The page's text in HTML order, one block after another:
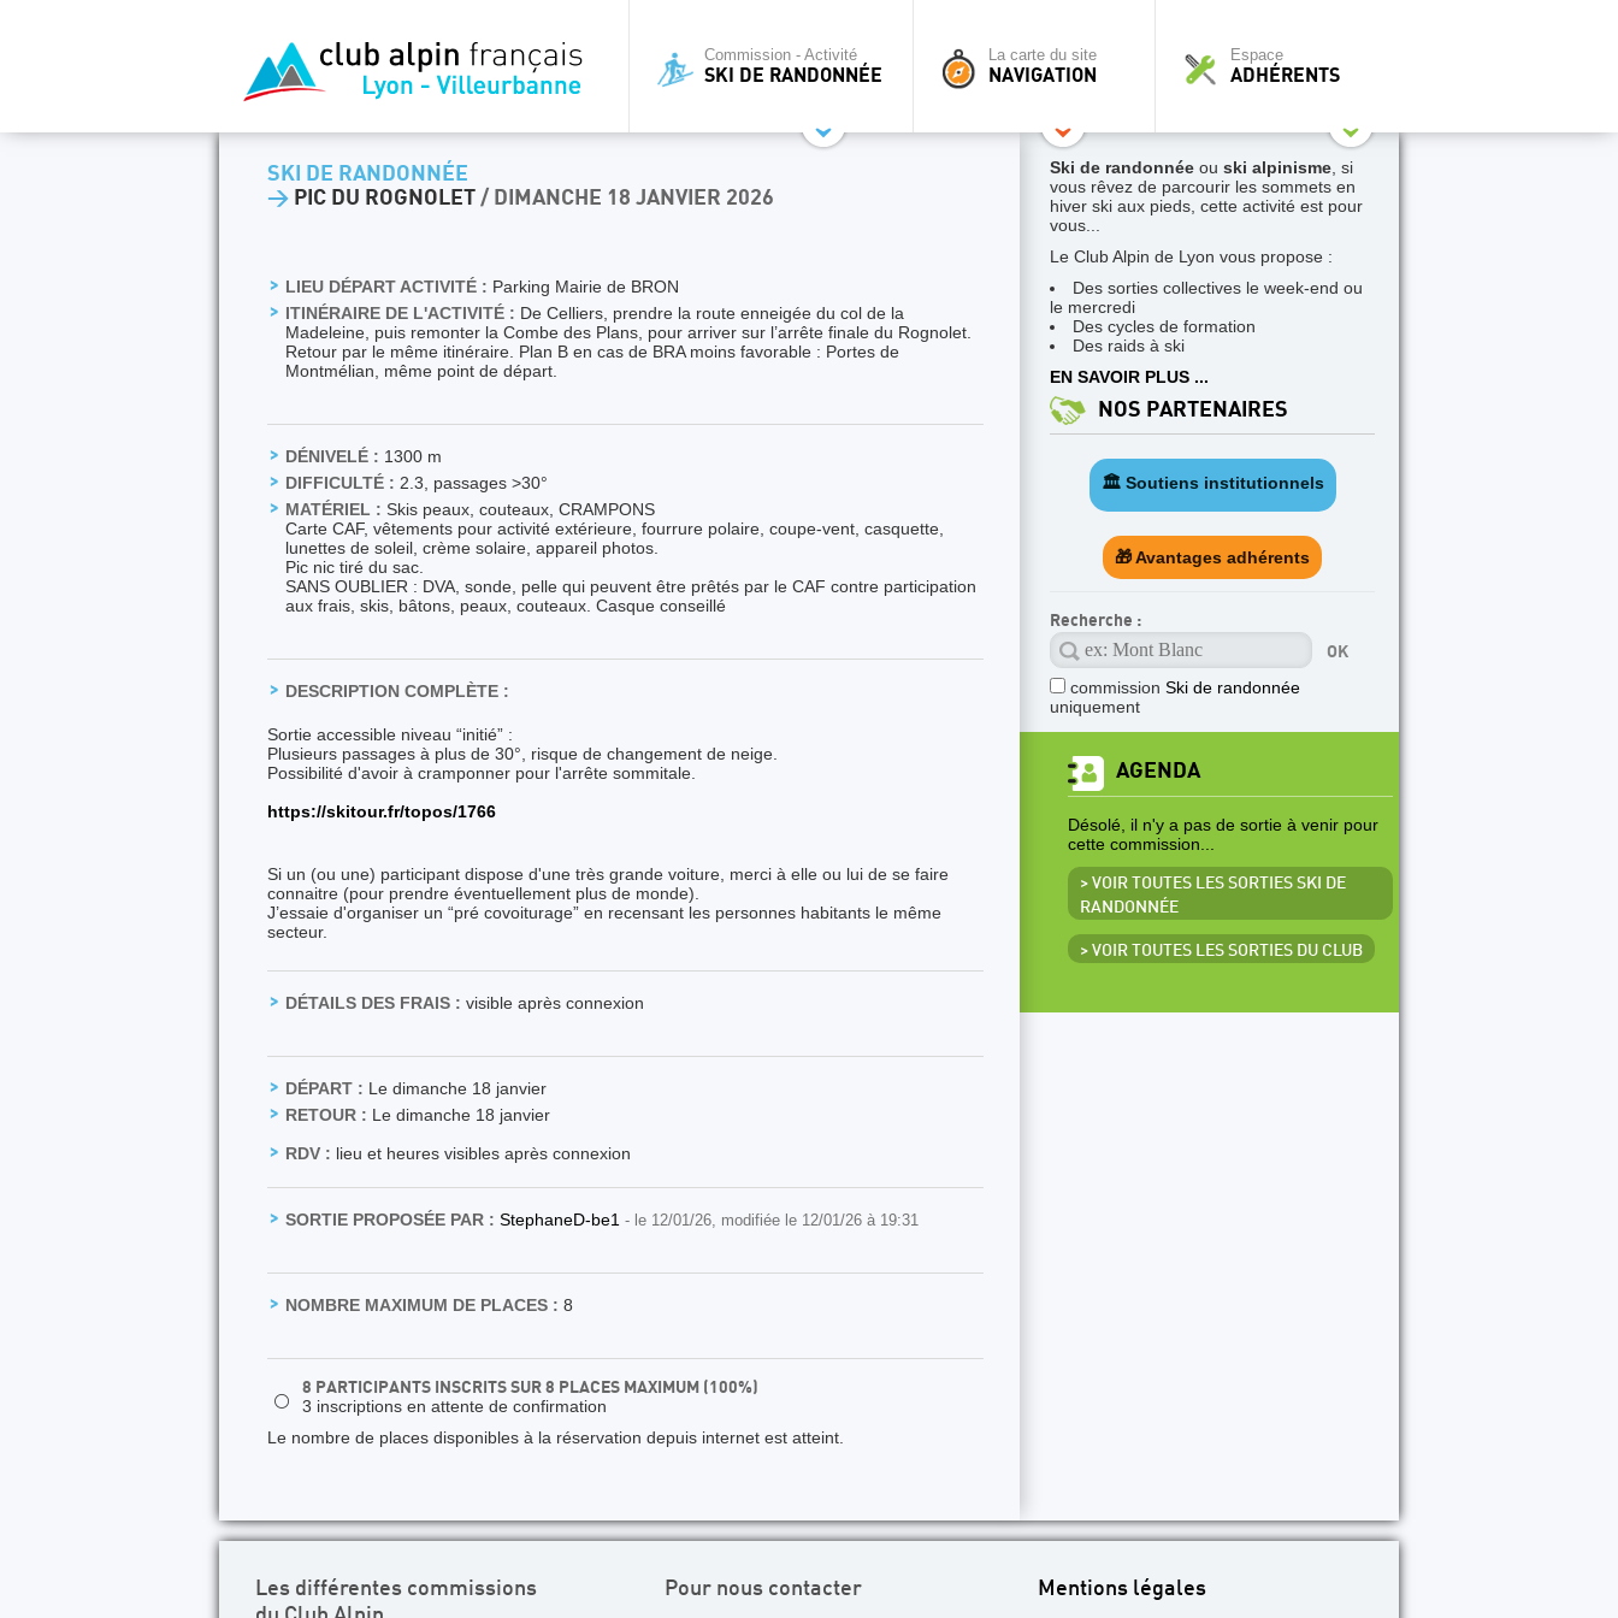
Commission - Activité
SKI DE RANDONNÉE
La carte du site
NAVIGATION
Espace
ADHÉRENTS
SKI DE RANDONNÉE
> PIC DU ROGNOLET / DIMANCHE 18 JANVIER 2026
LIEU DÉPART ACTIVITÉ : Parking Mairie de BRON
ITINÉRAIRE DE L'ACTIVITÉ : De Celliers, prendre la route enneigée du col de la
Madeleine, puis remonter la Combe des Plans, pour arriver sur l’arrête finale du Rognolet.
Retour par le même itinéraire. Plan B en cas de BRA moins favorable : Portes de
Montmélian, même point de départ.
DÉNIVELÉ : 1300 m
DIFFICULTÉ : 2.3, passages >30°
MATÉRIEL : Skis peaux, couteaux, CRAMPONS
Carte CAF, vêtements pour activité extérieure, fourrure polaire, coupe-vent, casquette,
lunettes de soleil, crème solaire, appareil photos.
Pic nic tiré du sac.
SANS OUBLIER : DVA, sonde, pelle qui peuvent être prêtés par le CAF contre participation
aux frais, skis, bâtons, peaux, couteaux. Casque conseillé
DESCRIPTION COMPLÈTE :
Sortie accessible niveau “initié” :
Plusieurs passages à plus de 30°, risque de changement de neige.
Possibilité d'avoir à cramponner pour l'arrête sommitale.
https://skitour.fr/topos/1766
Si un (ou une) participant dispose d'une très grande voiture, merci à elle ou lui de se faire
connaitre (pour prendre éventuellement plus de monde).
J’essaie d'organiser un “pré covoiturage” en recensant les personnes habitants le même
secteur.
DÉTAILS DES FRAIS : visible après connexion
DÉPART : Le dimanche 18 janvier
RETOUR : Le dimanche 18 janvier
RDV : lieu et heures visibles après connexion
SORTIE PROPOSÉE PAR : StephaneD-be1 - le 12/01/26, modifiée le 12/01/26 à 19:31
NOMBRE MAXIMUM DE PLACES : 8
⚪
8 PARTICIPANTS INSCRITS SUR 8 PLACES MAXIMUM (100%)
3 inscriptions en attente de confirmation
Le nombre de places disponibles à la réservation depuis internet est atteint.
Ski de randonnée ou ski alpinisme , si
vous rêvez de parcourir les sommets en
hiver ski aux pieds, cette activité est pour
vous...
Le Club Alpin de Lyon vous propose :
Des sorties collectives le week-end ou
le mercredi
Des cycles de formation
Des raids à ski
EN SAVOIR PLUS ...
NOS PARTENAIRES
🏛️ Soutiens institutionnels
🎁 Avantages adhérents
Recherche :
commission Ski de randonnée
uniquement
AGENDA
Désolé, il n'y a pas de sortie à venir pour
cette commission...
> VOIR TOUTES LES SORTIES SKI DE
RANDONNÉE
> VOIR TOUTES LES SORTIES DU CLUB
Les différentes commissions
Pour nous contacter Mentions légales